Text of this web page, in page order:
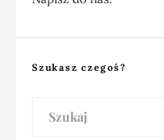
Szukasz czegoś?